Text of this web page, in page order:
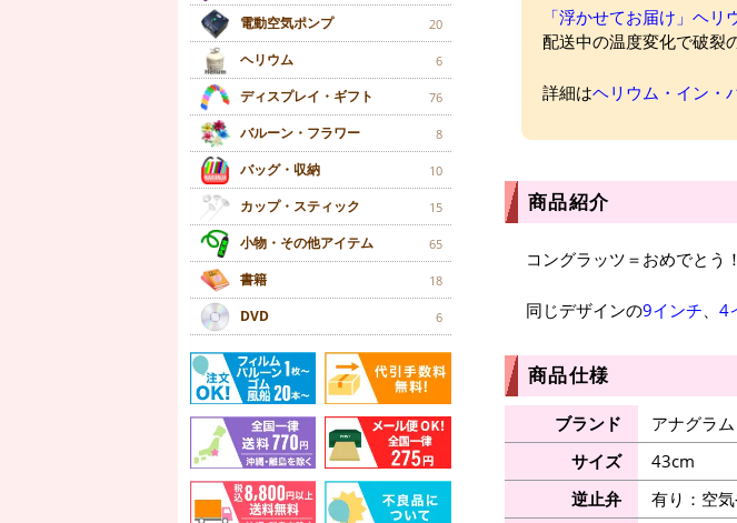
電動空気ポンプ 20
ヘリウム 6
ディスプレイ・ギフト 76
バルーン・フラワー 8
バッグ・収納 10
カップ・スティック 15
小物・その他アイテム 65
書籍 18
DVD 6
「浮かせてお届け」ヘ
配送中の温度変化で破裂
詳細はヘリウム・イン・
商品紹介
コングラッツ＝おめでとう
同じデザインの9インチ 4
商品仕様
ブランド
アナグラム
サイズ
43cm
逆止弁
有り：空